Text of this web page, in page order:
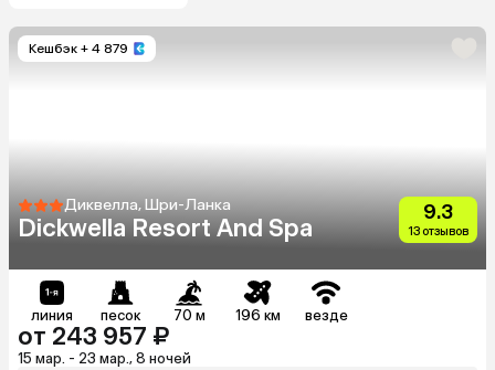
Кешбэк + 4 879
Диквелла, Шри-Ланка
Dickwella Resort And Spa
9.3
13 отзывов
линия песок 70 м 196 км везде
от 243 957 ₽
15 мар. - 23 мар., 8 ночей